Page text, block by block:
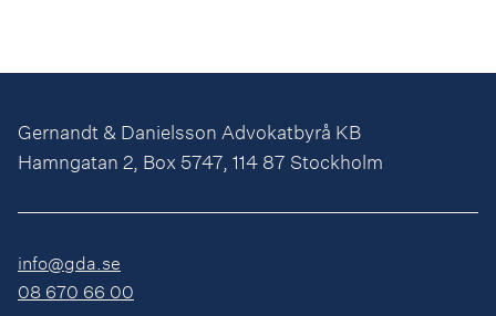
Gernandt & Danielsson Advokatbyrå KB
Hamngatan 2, Box 5747, 114 87 Stockholm
info@gda.se
08 670 66 00